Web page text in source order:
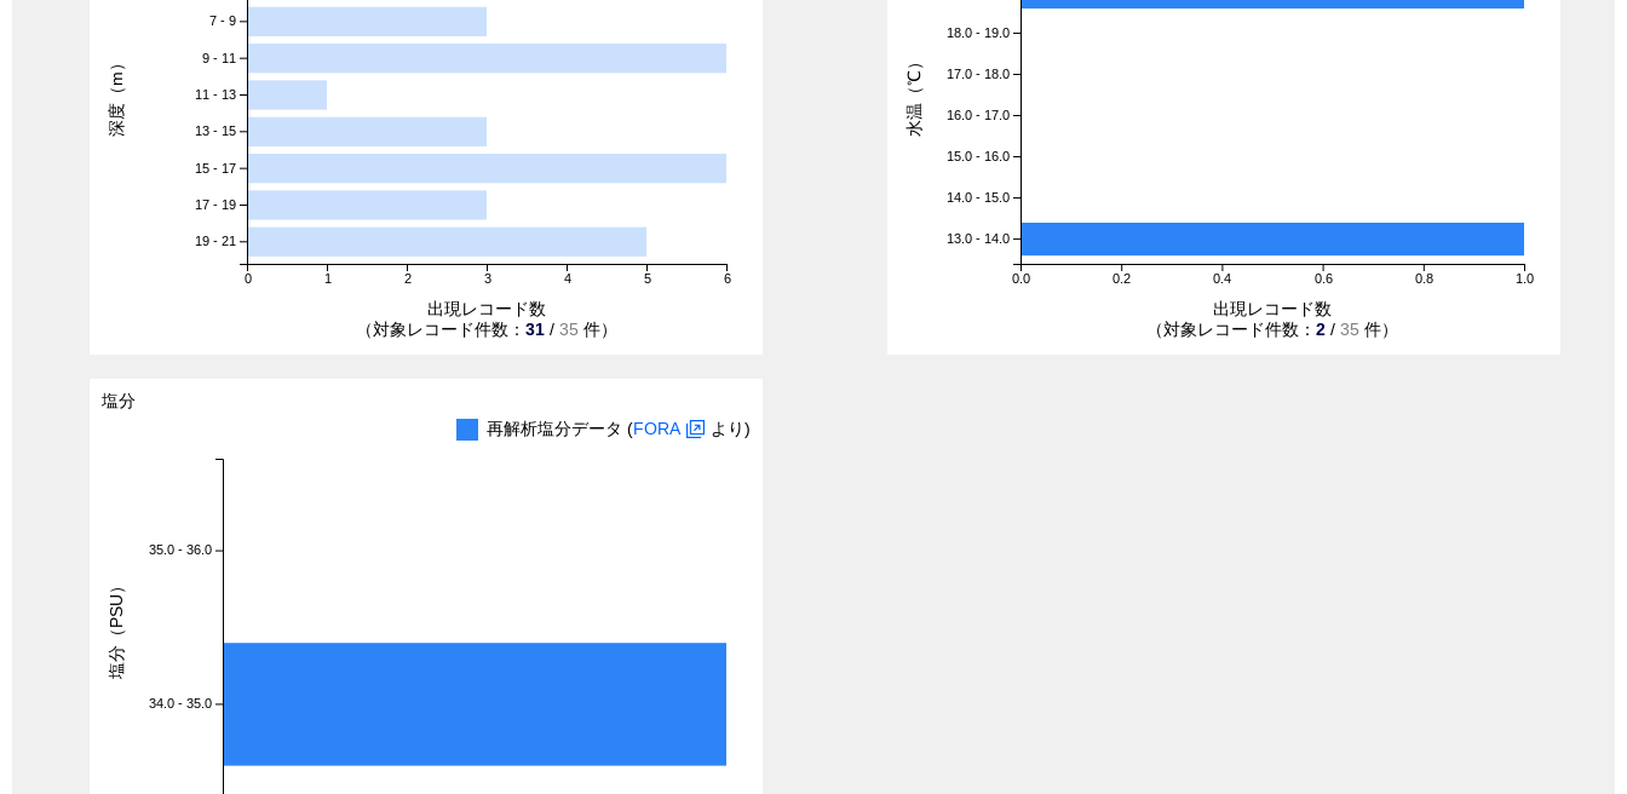
0 1 2 3 4 5 6
7 - 9
9 - 11
11 - 13
13 - 15
15 - 17
17 - 19
19 - 21
出現レコード数
（対象レコード件数： 31 / 35 件）
深度（m）
0.0 0.2 0.4 0.6 0.8 1.0
18.0 - 19.0
17.0 - 18.0
16.0 - 17.0
15.0 - 16.0
14.0 - 15.0
13.0 - 14.0
出現レコード数
（対象レコード件数：2 /35 件）
水温（℃）
塩分
再解析塩分データ (FORA より)
35.0 - 36.0
34.0 - 35.0
塩分（PSU）